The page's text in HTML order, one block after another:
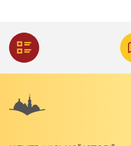
С. Рыжков, "Где
памятники",
Павло Гранкін,
№14, с. 13